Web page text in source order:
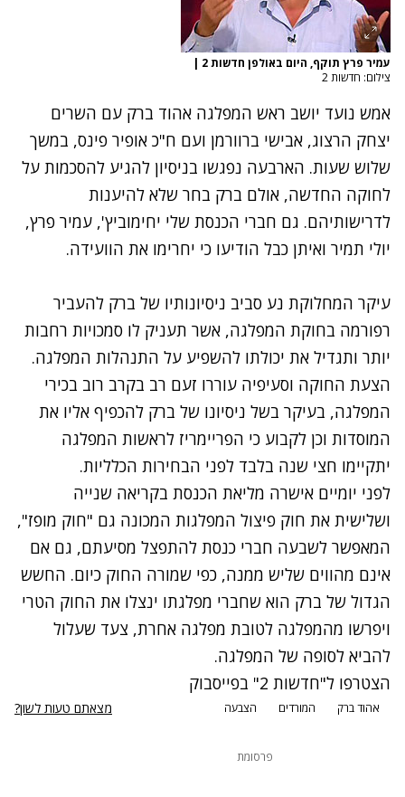
עמיר פרץ תוקף, היום באולפן חדשות 2
|
צילום: חדשות 2
אמש נועד יושב ראש המפלגה אהוד ברק עם השרים
יצחק הרצוג, אבישי ברוורמן ועם ח"כ אופיר פינס, במשך
שלוש שעות. הארבעה נפגשו בניסיון להגיע להסכמות על
לחוקה החדשה, אולם ברק בחר שלא להיענות
לדרישותיהם. גם חברי הכנסת שלי יחימוביץ', עמיר פרץ,
יולי תמיר ואיתן כבל הודיעו כי יחרימו את הוועידה.
עיקר המחלוקת נע סביב ניסיונותיו של ברק להעביר
רפורמה בחוקת המפלגה, אשר תעניק לו סמכויות רחבות
יותר ותגדיל את יכולתו להשפיע על התנהלות המפלגה.
הצעת החוקה וסעיפיה עוררו זעם רב בקרב רוב בכירי
המפלגה, בעיקר בשל ניסיונו של ברק להכפיף אליו את
המוסדות וכן לקבוע כי הפריימריז לראשות המפלגה
יתקיימו חצי שנה בלבד לפני הבחירות הכלליות.
לפני יומיים אישרה מליאת הכנסת בקריאה שנייה
ושלישית את חוק פיצול המפלגות המכונה גם "חוק מופז",
המאפשר לשבעה חברי כנסת להתפצל מסיעתם, גם אם
אינם מהווים שליש ממנה, כפי שמורה החוק כיום. החשש
הגדול של ברק הוא שחברי מפלגתו ינצלו את החוק הטרי
ויפרשו מהמפלגה לטובת מפלגה אחרת, צעד שעלול
להביא לסופה של המפלגה.
הצטרפו ל"חדשות 2" בפייסבוק
אהוד ברק המורדים הצבעה מצאתם טעות לשון?
פרסומת